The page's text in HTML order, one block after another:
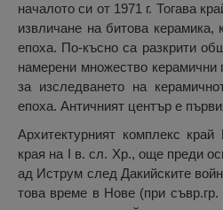
началото си от 1971 г. Тогава
извличане на битова керамика,
епоха. По-късно са разкрити
намерени множество керамични
за изследването на
епоха. Античният център е
Архитектурният комплекс
края на I в. сл. Хр., още преди
ад Иструм след Дакийските
това време в Нове (при